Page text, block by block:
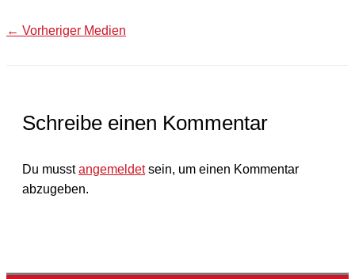
← Vorheriger Medien
Schreibe einen Kommentar
Du musstangemeldetsein, um einen Kommentar
abzugeben.